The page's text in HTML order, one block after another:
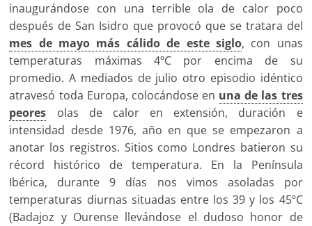
inaugurándose con una terrible ola de calor poco
después de San Isidro que provocó que se tratara del
mes de mayo más cálido de este siglo, con unas
temperaturas máximas 4ºC por encima de su
promedio. A mediados de julio otro episodio idéntico
atravesó toda Europa, colocándose en una de las tres
peores olas de calor en extensión, duración e
intensidad desde 1976, año en que se empezaron a
anotar los registros. Sitios como Londres batieron su
récord histórico de temperatura. En la Península
Ibérica, durante 9 días nos vimos asoladas por
temperaturas diurnas situadas entre los 39 y los 45ºC
(Badajoz y Ourense llevándose el dudoso honor de